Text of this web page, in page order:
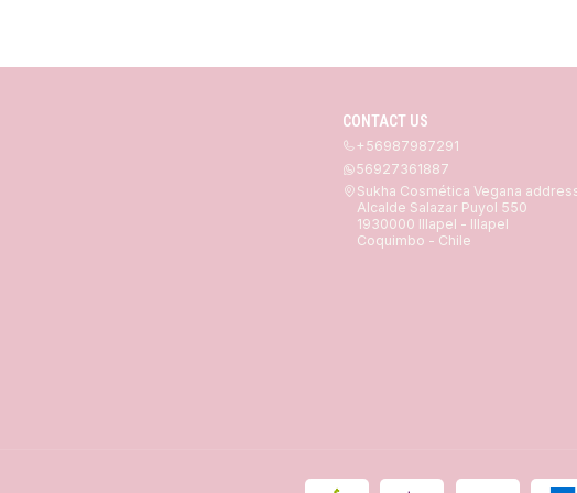
CONTACT US
+56987987291
56927361887
Sukha Cosmética Vegana
Alcalde Salazar Puyol 550
1930000 Illapel - Illapel
Coquimbo - Chile